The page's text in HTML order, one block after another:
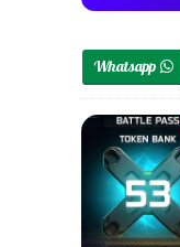
Whatsapp 